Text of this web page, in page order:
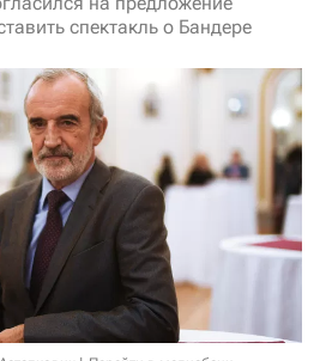
спектакль о Бандере